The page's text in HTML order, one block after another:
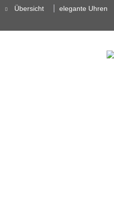
Übersicht elegante Uhren